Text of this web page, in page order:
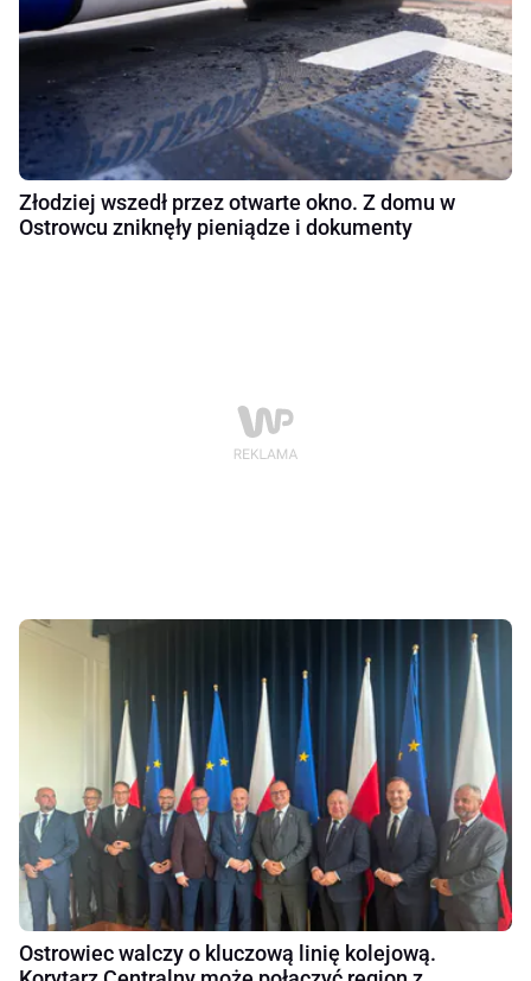
Złodziej wszedł przez otwarte okno. Z domu w
Ostrowcu zniknęły pieniądze i dokumenty
Ostrowiec walczy o kluczową linię kolejową.